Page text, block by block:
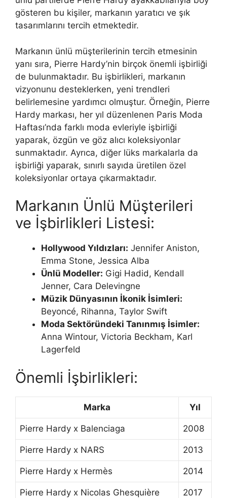
gösteren bu kişiler, markanın yaratıcı ve şık
tasarımlarını tercih etmektedir.
Markanın ünlü müşterilerinin tercih etmesinin
yanı sıra, Pierre Hardy’nin birçok önemli işbirliği
de bulunmaktadır. Bu işbirlikleri, markanın
vizyonunu desteklerken, yeni trendleri
belirlemesine yardımcı olmuştur. Örneğin, Pierre
Hardy markası, her yıl düzenlenen Paris Moda
Haftası’nda farklı moda evleriyle işbirliği
yaparak, özgün ve göz alıcı koleksiyonlar
sunmaktadır. Ayrıca, diğer lüks markalarla da
işbirliği yaparak, sınırlı sayıda üretilen özel
koleksiyonlar ortaya çıkarmaktadır.
Markanın Ünlü Müşterileri
ve İşbirlikleri Listesi:
Hollywood Yıldızları: Jennifer Aniston,
Emma Stone, Jessica Alba
Ünlü Modeller: Gigi Hadid, Kendall
Jenner, Cara Delevingne
Müzik Dünyasının İkonik İsimleri:
Beyoncé, Rihanna, Taylor Swift
Moda Sektöründeki Tanınmış İsimler:
Anna Wintour, Victoria Beckham, Karl
Lagerfeld
Önemli İşbirlikleri:
Marka Yıl
Pierre Hardy x Balenciaga 2008
Pierre Hardy x NARS 2013
Pierre Hardy x Hermès 2014
Pierre Hardy x Nicolas Ghesquière 2017